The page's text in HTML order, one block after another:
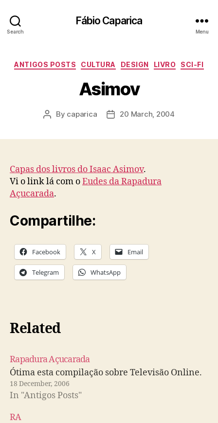
Search
Fábio Caparica
Menu
Categories
ANTIGOS POSTS CULTURA DESIGN LIVRO SCI-FI
Asimov
Post
By caparica
Post20 March, 2004
Capas dos livros do Isaac Asimov.
Vi o link lá com oEudes da Rapadura
Açucarada.
Compartilhe:
Facebook X Email
Telegram WhatsApp
Related
Rapadura Açucarada
Ótima esta compilação sobre Televisão Online.
18 December, 2006
In "Antigos Posts"
RA